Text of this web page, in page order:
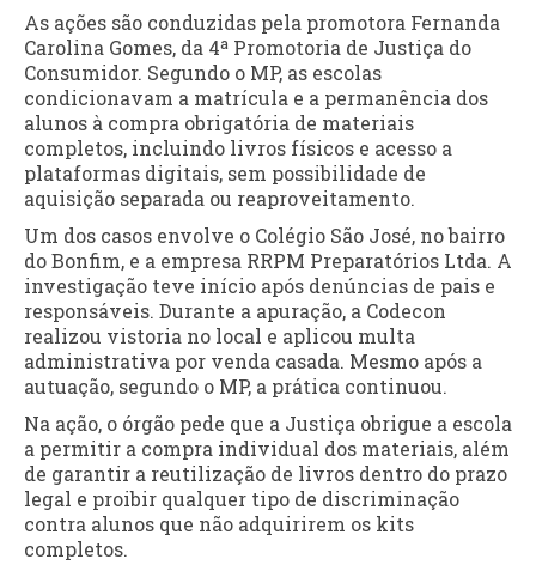
As ações são conduzidas pela promotora Fernanda
Carolina Gomes, da 4ª Promotoria de Justiça do
Consumidor. Segundo o MP, as escolas
condicionavam a matrícula e a permanência dos
alunos à compra obrigatória de materiais
completos, incluindo livros físicos e acesso a
plataformas digitais, sem possibilidade de
aquisição separada ou reaproveitamento.
Um dos casos envolve o Colégio São José, no bairro
do Bonfim, e a empresa RRPM Preparatórios Ltda. A
investigação teve início após denúncias de pais e
responsáveis. Durante a apuração, a Codecon
realizou vistoria no local e aplicou multa
administrativa por venda casada. Mesmo após a
autuação, segundo o MP, a prática continuou.
Na ação, o órgão pede que a Justiça obrigue a escola
a permitir a compra individual dos materiais, além
de garantir a reutilização de livros dentro do prazo
legal e proibir qualquer tipo de discriminação
contra alunos que não adquirirem os kits
completos.